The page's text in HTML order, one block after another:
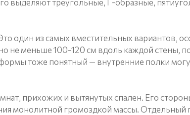
выделяют треугольные, Г-образные,
один из самых вместительных вариантов,
меньше 100-120 см вдоль каждой стены,
тоже понятный — внутренние полки
прихожих и вытянутых спален. Его
монолитной громоздкой массы. Отдельный